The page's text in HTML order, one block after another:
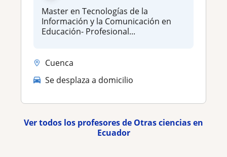
Master en Tecnologías de la
Información y la Comunicación en
Educación- Profesional...
Cuenca
Se desplaza a domicilio
Ver todos los profesores de Otras ciencias en
Ecuador